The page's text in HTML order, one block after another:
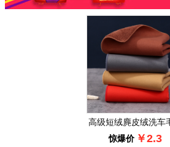
高级短绒麂皮绒洗车
汽车擦车专用布巾吸
惊爆价 ￥2.3